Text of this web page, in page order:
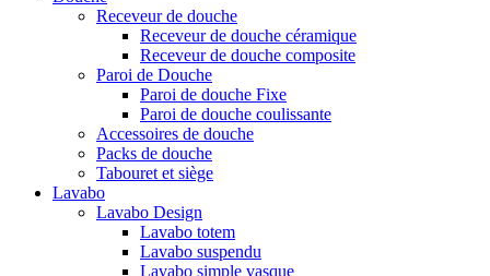
Receveur de douche
Receveur de douche céramique
Receveur de douche composite
Paroi de Douche
Paroi de douche Fixe
Paroi de douche coulissante
Accessoires de douche
Packs de douche
Tabouret et siège
Lavabo
Lavabo Design
Lavabo totem
Lavabo suspendu
Lavabo simple vasque